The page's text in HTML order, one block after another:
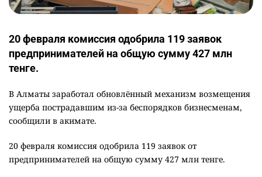
20 февраля комиссия одобрила 119 заявок
предпринимателей на общую сумму 427 млн
тенге.
В Алматы заработал обновлённый механизм возмещения
ущерба пострадавшим из-за беспорядков бизнесменам,
сообщили в акимате.
20 февраля комиссия одобрила 119 заявок от
предпринимателей на общую сумму 427 млн тенге.